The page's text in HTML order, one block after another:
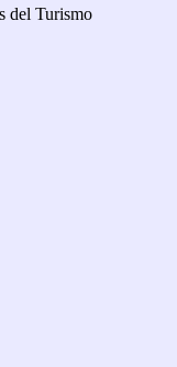
del Turismo